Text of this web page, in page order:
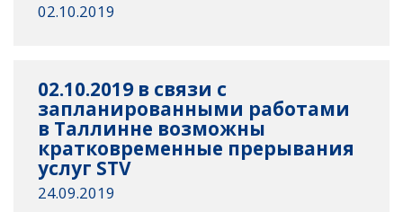
02.10.2019
02.10.2019 в связи с
запланированными работами
в Таллинне возможны
кратковременные прерывания
услуг STV
24.09.2019